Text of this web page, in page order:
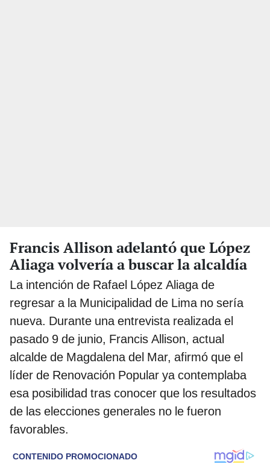
Francis Allison adelantó que López
Aliaga volvería a buscar la alcaldía
La intención de Rafael López Aliaga de
regresar a la Municipalidad de Lima no sería
nueva. Durante una entrevista realizada el
pasado 9 de junio, Francis Allison, actual
alcalde de Magdalena del Mar, afirmó que el
líder de Renovación Popular ya contemplaba
esa posibilidad tras conocer que los resultados
de las elecciones generales no le fueron
favorables.